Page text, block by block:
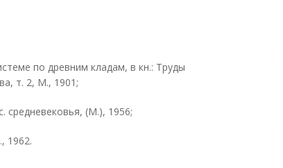
по древним кладам, в кн.: Труды
т. 2, М., 1901;
(M.), 1956;
1962.